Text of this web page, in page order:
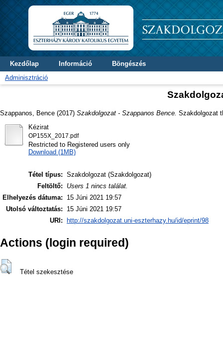
Kezdőlap Információ
Böngészés
Adminisztráció
Szappanos, Bence (2017) Szakdolgozat - Szappanos Bence. Szakdolgozat
Kézirat
OP155X_2017.pdf
Restricted to Registered users only
Download (1MB)
Tétel típus: Szakdolgozat (Szakdolgozat)
Feltöltő:
Users 1 nincs találat.
Elhelyezés dátuma:
15 Júni 2021 19:57
Utolsó változtatás:
15 Júni 2021 19:57
URI:
http://szakdolgozat.uni-eszterhazy.hu/id/eprint/98
Actions (login required)
Tétel szekesztése